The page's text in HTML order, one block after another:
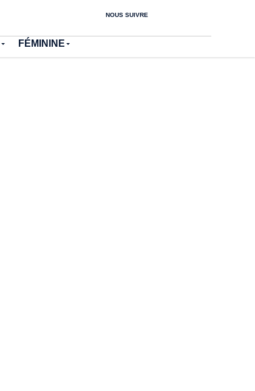
NOUS SUIVRE
FÉMININE